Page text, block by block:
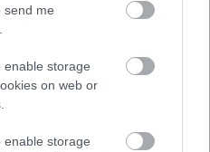
send me
enable storage
on web or
enable storage
Share